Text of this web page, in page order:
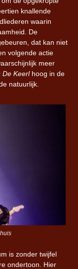
knallende
waarin
De
dat kan niet
volgende actie
meer
De Keerlhoog in de
natuurlijk.
is zonder twijfel
ondertoon. Hier